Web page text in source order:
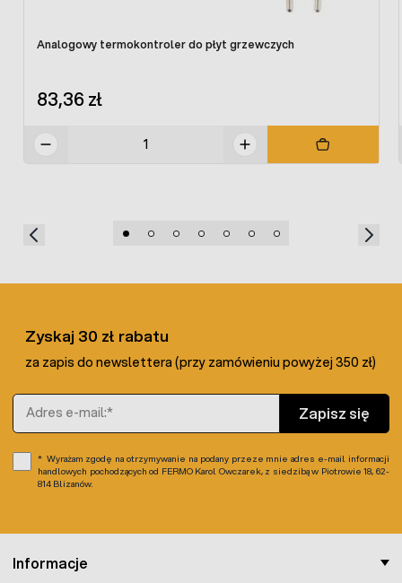
Analogowy termokontroler do płyt grzewczych
83,36 zł
Informacje
Zyskaj 30 zł rabatu
za zapis do newslettera (przy zamówieniu powyżej 350 zł)
Adres e-mail
Zapisz się
Wyrażam zgodę na otrzymywanie na podany przeze mnie adres e-mail informacji
handlowych pochodzących od FERMO Karol Owczarek, z siedzibą w Piotrowie 18, 62-
814 Blizanów.